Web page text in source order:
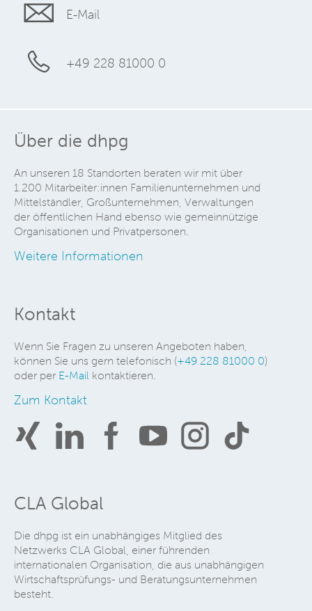
E-Mail
+49 228 81000 0
Über die dhpg
An unseren 18 Standorten beraten wir mit über
1.200 Mitarbeiter:innen Familienunternehmen und
Mittelständler, Großunternehmen, Verwaltungen
der öffentlichen Hand ebenso wie gemeinnützige
Organisationen und Privatpersonen.
Weitere Informationen
Kontakt
Wenn Sie Fragen zu unseren Angeboten haben,
können Sie uns gern telefonisch (+49 228 81000 0)
oder per E-Mail kontaktieren.
Zum Kontakt
CLA Global
Die dhpg ist ein unabhängiges Mitglied des
Netzwerks CLA Global, einer führenden
internationalen Organisation, die aus unabhängigen
Wirtschaftsprüfungs- und Beratungsunternehmen
besteht.